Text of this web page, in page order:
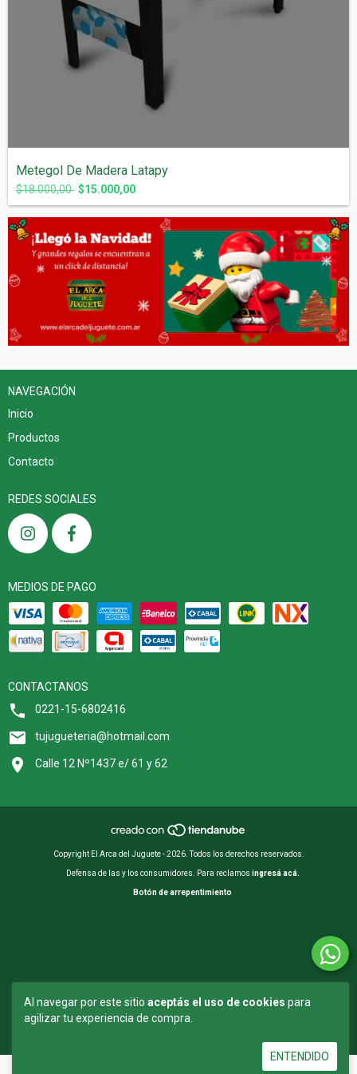
Al navegar por este sitio aceptás el uso de cookies para
agilizar tu experiencia de compra.
ENTENDIDO
Metegol De Madera Latapy
$18.000,00 $15.000,00
NAVEGACIÓN
Inicio
Productos
Contacto
REDES SOCIALES
MEDIOS DE PAGO
CONTACTANOS
0221-15-6802416
tujugueteria@hotmail.com
Calle 12 Nº1437 e/ 61 y 62
Copyright El Arca del Juguete - 2026. Todos los derechos reservados.
Defensa de las y los consumidores. Para reclamos ingresá acá.
Botón de arrepentimiento